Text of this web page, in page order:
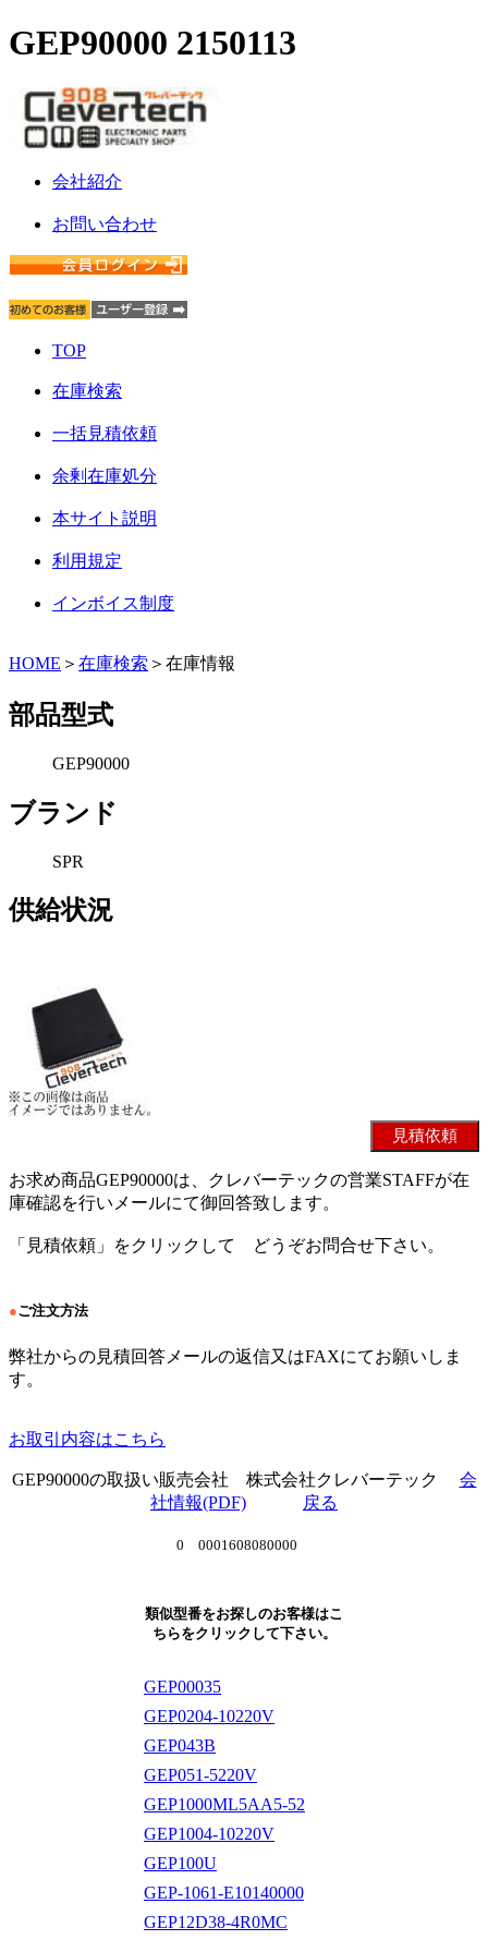
GEP90000 2150113
会社紹介
お問い合わせ
TOP
在庫検索
一括見積依頼
余剰在庫処分
本サイト説明
利用規定
インボイス制度
HOME ＞ 在庫検索 ＞在庫情報
部品型式
GEP90000
ブランド
SPR
供給状況
お求め商品GEP90000は、クレバーテックの営業STAFFが在
庫確認を行いメールにて御回答致します。
「見積依頼」をクリックして どうぞお問合せ下さい。
●ご注文方法
弊社からの見積回答メールの返信又はFAXにてお願いしま
す。
お取引内容はこちら
GEP90000の取扱い販売会社 株式会社クレバーテック 会
社情報(PDF)
戻る
0 0001608080000
類似型番をお探しのお客様はこ
ちらをクリックして下さい。
GEP00035
GEP0204-10220V
GEP043B
GEP051-5220V
GEP1000ML5AA5-52
GEP1004-10220V
GEP100U
GEP-1061-E10140000
GEP12D38-4R0MC